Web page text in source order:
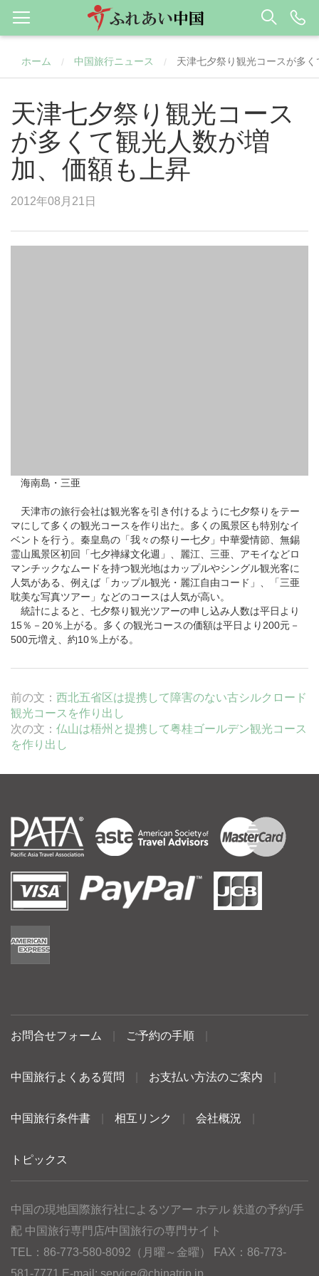
ホーム / 中国旅行ニュース / 天津七夕祭り観光コースが多
天津七夕祭り観光コース
が多くて観光人数が増
加、価額も上昇
2012年08月21日
海南島・三亜
天津市の旅行会社は観光客を引き付けるように七夕祭りをテー
マにして多くの観光コースを作り出た。多くの風景区も特別なイ
ベントを行う。秦皇島の「我々の祭りー七夕」中華愛情節、 無錫
霊山風景区初回「七夕禅縁文化週」、 麗江 、三亜、 アモイなどロ
マンチックなムードを持つ観光地はカップルやシングル観光客に
人気がある、例えば「カップル観光・麗江自由コード」、「三亜
耽美な写真ツアー」などのコースは人気が高い。
統計によると、七夕祭り観光ツアーの申し込み人数は平日より
15％－20％上がる。多くの観光コースの価額は平日より200元－
500元増え、約10％上がる。
前の文： 西北五省区は提携して障害のない古シルクロード
観光コースを作り出し
次の文： 仏山は梧州と提携して粤桂ゴールデン観光コース
を作り出し
お問合せフォーム ご予約の手順
中国旅行よくある質問 お支払い方法のご案内
中国旅行条件書 相互リンク 会社概況
トピックス
中国の現地国際旅行社によるツアー ホテル 鉄道の予約/手
配 中国旅行専門店/中国旅行の専門サイト
TEL：86-773-580-8092（月曜～金曜） FAX：86-773-
581-7771 E-mail: service@chinatrip.jp